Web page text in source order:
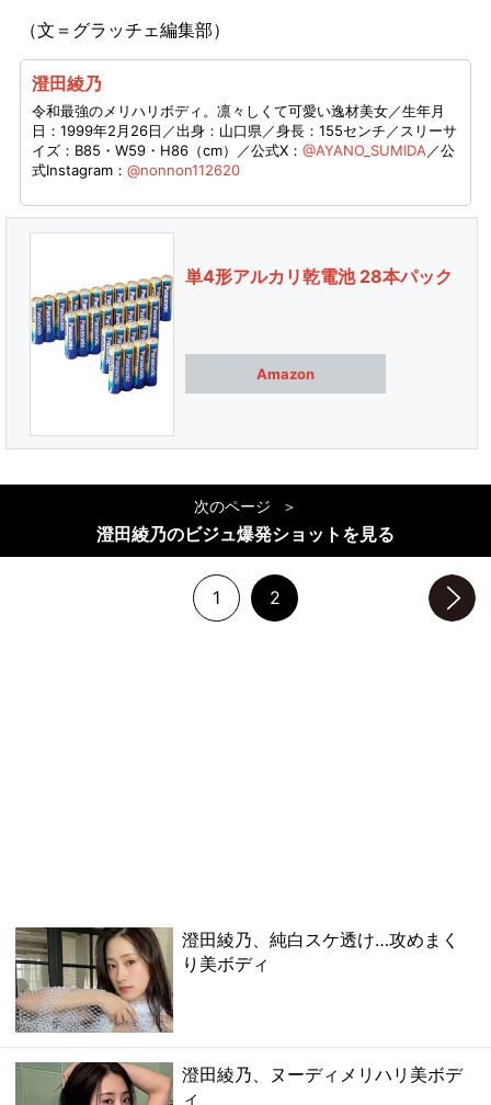
（文＝グラッチェ編集部）
澄田綾乃
令和最強のメリハリボディ。凛々しくて可愛い逸材美女／生年月
日：1999年2月26日／出身：山口県／身長：155センチ／スリーサ
イズ：B85・W59・H86（cm）／公式X： @AYANO_SUMIDA ／公
式Instagram： @nonnon112620
単4形アルカリ乾電池 28本パック
Amazon
次のページ
澄田綾乃のビジュ爆発ショットを見る
1 2
澄田綾乃、純白スケ透け…攻めまく
り美ボディ
澄田綾乃、ヌーディメリハリ美ボデ
ィ